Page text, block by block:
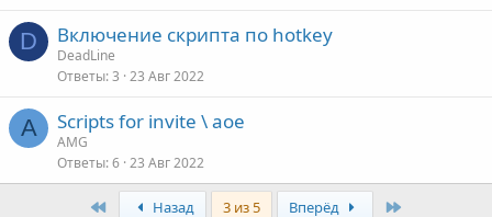
D Включение скрипта по hotkey
DeadLine
Ответы 3 23 Авг 2022
A Scripts for invite \ aoe
AMG
Ответы 6 23 Авг 2022
Назад 3 из 5 Вперёд